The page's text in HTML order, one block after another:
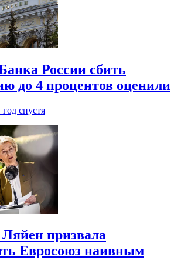
России сбить
до 4 процентов оценили
год спустя
призвала
Евросоюз наивным